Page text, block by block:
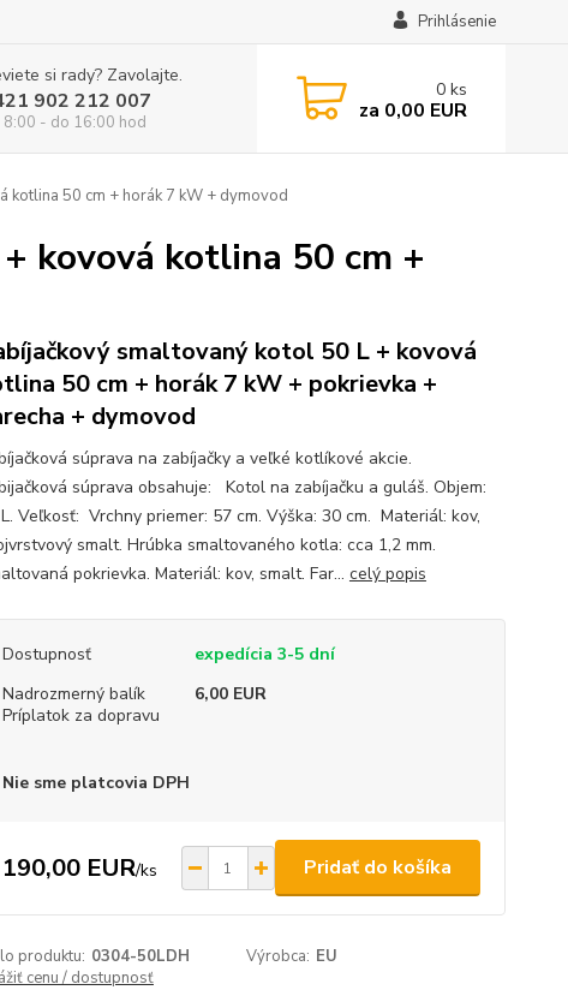
Prihlásenie
si rady? Zavolajte.
902 212 007
8:00 - do 16:00 hod
0 ks
za 0,00 EUR
kotlina 50 cm + horák 7 kW + dymovod
kovová kotlina 50 cm +
smaltovaný kotol 50 L + kovová
50 cm + horák 7 kW + pokrievka +
+ dymovod
súprava na zabíjačky a veľké kotlíkové akcie.
súprava obsahuje: Kotol na zabíjačku a guláš. Objem:
Veľkosť: Vrchny priemer: 57 cm. Výška: 30 cm. Materiál: kov,
smalt. Hrúbka smaltovaného kotla: cca 1,2 mm.
pokrievka. Materiál: kov, smalt. Far... celý popis
Dostupnosť
expedícia 3-5 dní
Nadrozmerný balík
Príplatok za dopravu
6,00 EUR
Nie sme platcovia DPH
190,00 EUR/ks Pridať do košíka
produktu: 0304-50LDH Výrobca: EU
cenu / dostupnosť